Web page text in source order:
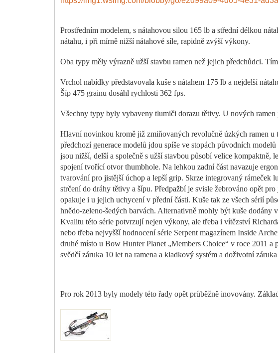
Prostředním modelem, s nátahovou silou 165 lb a střední délkou
nátahu, i při mírně nižší nátahové síle, rapidně zvýší výkony.
Oba typy měly výrazně užší stavbu ramen než jejich předchůdci.
Vrchol nabídky představovala kuše s nátahem 175 lb a nejdelší
Šíp 475 grainu dosáhl rychlosti 362 fps.
Všechny typy byly vybaveny tlumiči dorazu tětivy. U nových
Hlavní novinkou kromě již zmiňovaných revolučně úzkých ramen u
předchozí generace modelů jdou spíše ve stopách původních
jsou nižší, delší a společně s užší stavbou působí velice kompaktně,
spojení tvořící otvor thumbhole. Na lehkou zadní část navazuje
tvarování pro jistější úchop a lepší grip. Skrze integrovaný
strčení do dráhy tětivy a šípu. Předpažbí je svisle žebrováno opět
opakuje i u jejich uchycení v přední části. Kuše tak ze všech sérií
hnědo-zeleno-šedých barvách. Alternativně mohly být kuše dodány
Kvalitu této série potvrzují nejen výkony, ale třeba i vítězství
nebo třeba nejvyšší hodnocení série Serpent magazínem Inside
druhé místo u Bow Hunter Planet „Members Choice“ v roce 2011
svědčí záruka 10 let na ramena a kladkový systém a doživotní
Pro rok 2013 byly modely této řady opět průběžně inovovány.